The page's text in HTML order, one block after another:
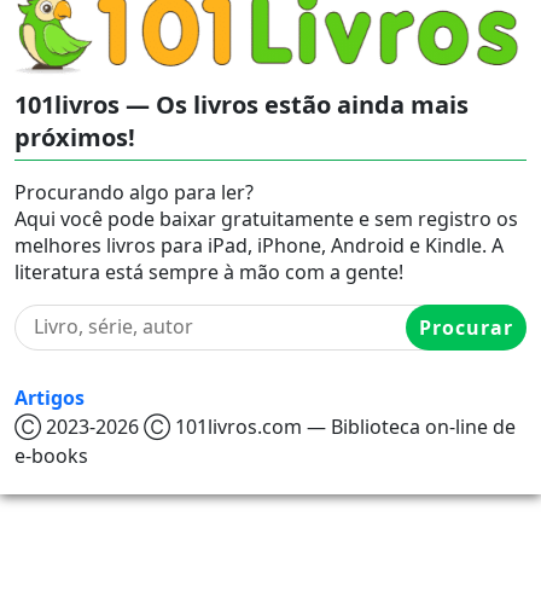
101livros — Os livros estão ainda mais
próximos!
Procurando algo para ler?
Aqui você pode baixar gratuitamente e sem registro os
melhores livros para iPad, iPhone, Android e Kindle. A
literatura está sempre à mão com a gente!
Procurar
Artigos
Ⓒ 2023-2026 Ⓒ 101livros.com — Biblioteca on-line de
e-books